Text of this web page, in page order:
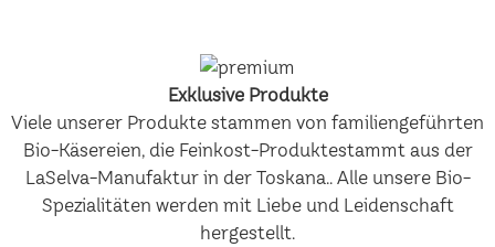
Exklusive Produkte
Viele unserer Produkte stammen von familiengeführten
Bio-Käsereien, die Feinkost-Produktestammt aus der
LaSelva-Manufaktur in der Toskana.. Alle unsere Bio-
Spezialitäten werden mit Liebe und Leidenschaft
hergestellt.